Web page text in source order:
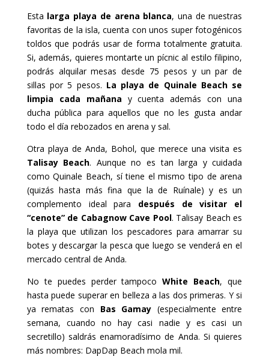
Esta larga playa de arena blanca, una de nuestras
favoritas de la isla, cuenta con unos super fotogénicos
toldos que podrás usar de forma totalmente gratuita.
Si, además, quieres montarte un pícnic al estilo filipino,
podrás alquilar mesas desde 75 pesos y un par de
sillas por 5 pesos. La playa de Quinale Beach se
limpia cada mañana y cuenta además con una
ducha pública para aquellos que no les gusta andar
todo el día rebozados en arena y sal.
Otra playa de Anda, Bohol, que merece una visita es
Talisay Beach. Aunque no es tan larga y cuidada
como Quinale Beach, sí tiene el mismo tipo de arena
(quizás hasta más fina que la de Ruínale) y es un
complemento ideal para después de visitar el
“cenote” de Cabagnow Cave Pool. Talisay Beach es
la playa que utilizan los pescadores para amarrar su
botes y descargar la pesca que luego se venderá en el
mercado central de Anda.
No te puedes perder tampocoWhite Beach, que
hasta puede superar en belleza a las dos primeras. Y si
ya rematas con Bas Gamay (especialmente entre
semana, cuando no hay casi nadie y es casi un
secretillo) saldrás enamoradísimo de Anda. Si quieres
más nombres: DapDap Beach mola mil.